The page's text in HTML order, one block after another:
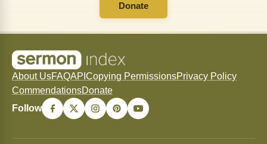
Donate
About UsFAQAPI Copying PermissionsPrivacy Policy
CommendationsDonate
Follow